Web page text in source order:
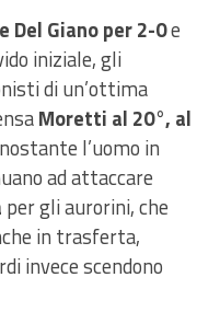
Del Giano per 2-0e
iniziale, gli
di un’ottima
Moretti al 20°, al
l’uomo in
ad attaccare
per gli aurorini, che
in trasferta,
invece scendono